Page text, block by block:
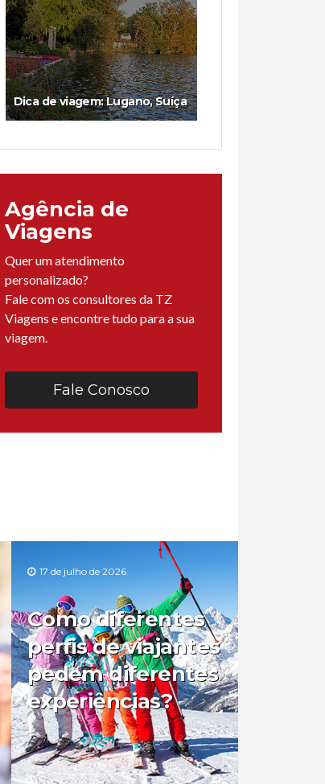
Dica de viagem: Lugano, Suíça
Agência de
Viagens
Quer um atendimento
personalizado?
Fale com os consultores da TZ
Viagens e encontre tudo para a sua
viagem.
Fale Conosco
17 de julho de 2026
Como diferentes
perfis de viajantes
pedem diferentes
experiências?